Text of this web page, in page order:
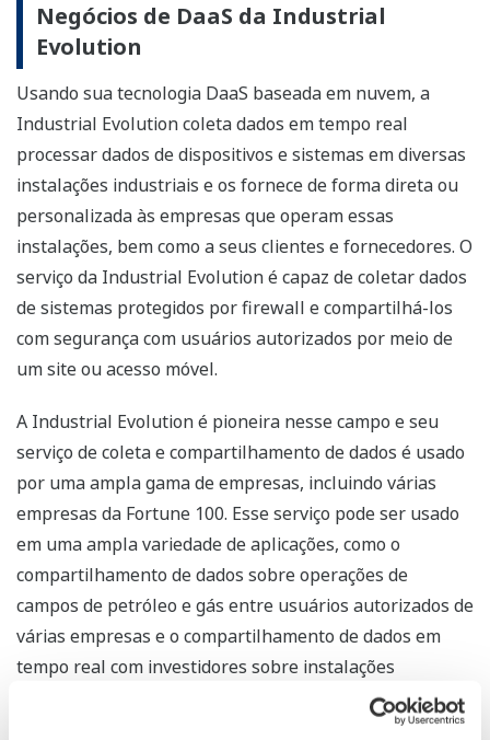
Negócios de DaaS da Industrial
Evolution
Usando sua tecnologia DaaS baseada em nuvem, a
Industrial Evolution coleta dados em tempo real
processar dados de dispositivos e sistemas em diversas
instalações industriais e os fornece de forma direta ou
personalizada às empresas que operam essas
instalações, bem como a seus clientes e fornecedores. O
serviço da Industrial Evolution é capaz de coletar dados
de sistemas protegidos por firewall e compartilhá-los
com segurança com usuários autorizados por meio de
um site ou acesso móvel.
A Industrial Evolution é pioneira nesse campo e seu
serviço de coleta e compartilhamento de dados é usado
por uma ampla gama de empresas, incluindo várias
empresas da Fortune 100. Esse serviço pode ser usado
em uma ampla variedade de aplicações, como o
compartilhamento de dados sobre operações de
campos de petróleo e gás entre usuários autorizados de
várias empresas e o compartilhamento de dados em
tempo real com investidores sobre instalações
operadas por terceiros. Os clientes da Industrial